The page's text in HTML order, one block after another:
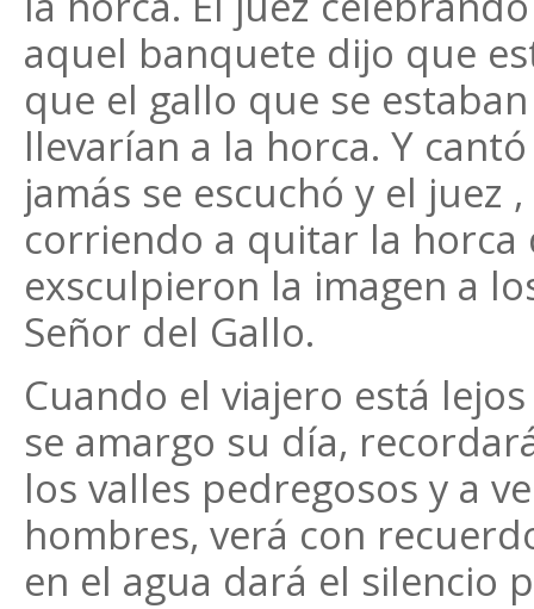
aquel banquete dijo que
que el gallo que se
llevarían a la horca. Y
jamás se escuchó y el juez
corriendo a quitar la horca
exsculpieron la imagen a
Señor del Gallo.
Cuando el viajero está
se amargo su día,
los valles pedregosos y a
hombres, verá con
en el agua dará el silencio